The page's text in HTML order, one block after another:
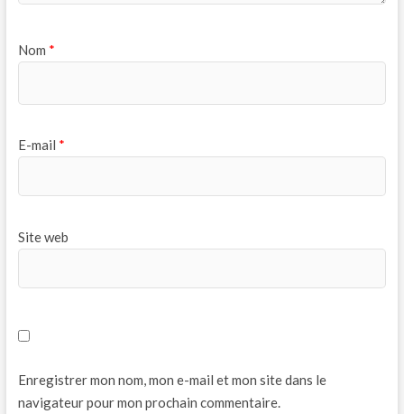
Nom *
E-mail *
Site web
Enregistrer mon nom, mon e-mail et mon site dans le
navigateur pour mon prochain commentaire.